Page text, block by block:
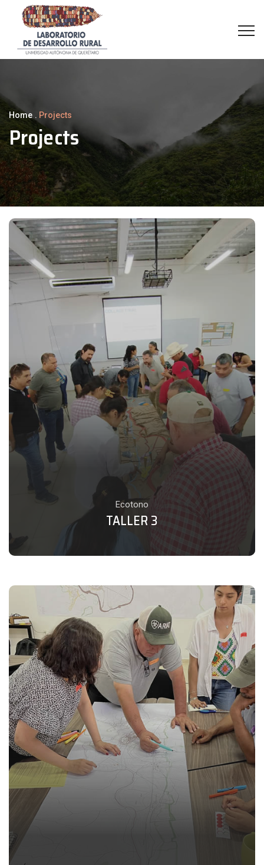
Home . Projects
Projects
Ecotono
TALLER 3